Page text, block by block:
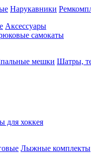
Нарукавники
Аксессуары
самокаты
мешки Шатры,
для хоккея
Лыжные комплекты